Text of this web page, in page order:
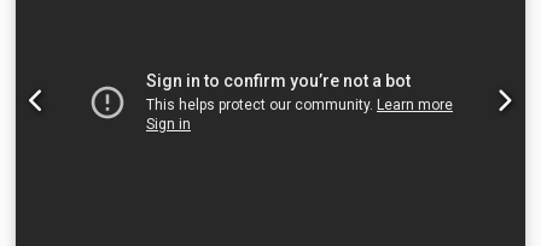
Højresidet båndafgangs-transportør
side 2 stk. panelklemmere (til indføring i
bearbejdningsområdet) Udløbsbord (med motoriserede
remme) højre side Nyttigt (maksimalt) arbejdsområde (x - y